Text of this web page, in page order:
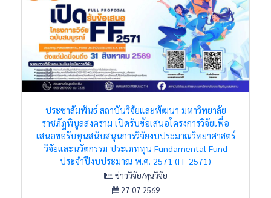
ประชาสัมพันธ์ สถาบันวิจัยและพัฒนา มหาวิทยาลัย
ราชภัฏพิบูลสงคราม เปิดรับข้อเสนอโครงการวิจัยเพื่อ
เสนอขอรับทุนสนับสนุนการวิจัยงบประมาณวิทยาศาสตร์
วิจัยและนวัตกรรม ประเภททุน Fundamental Fund
ประจำปีงบประมาณ พ.ศ. 2571 (FF 2571)
ข่าววิจัย/ทุนวิจัย
27-07-2569